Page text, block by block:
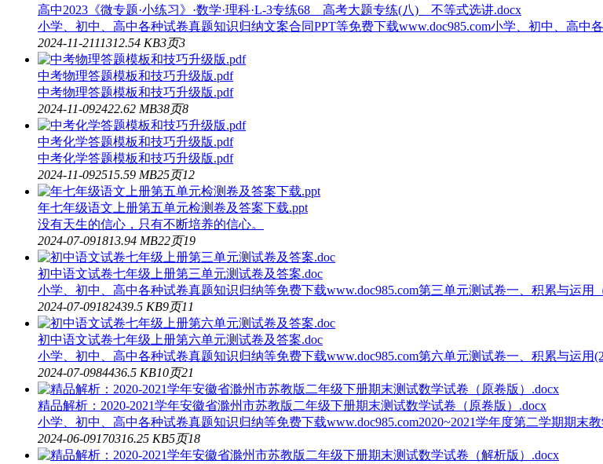
高中2023《微专题·小练习》·数学·理科·L-3专练68 高考大题专练(八) 不等式选讲.docx
小学、初中、高中各种试卷真题知识归纳文案合同PPT等免费下载www.doc985.com小学、初中、高中
2024-11-2111312.54 KB3页3
中考物理答题模板和技巧升级版.pdf
中考物理答题模板和技巧升级版.pdf
2024-11-092422.62 MB38页8
中考化学答题模板和技巧升级版.pdf
中考化学答题模板和技巧升级版.pdf
2024-11-092515.59 MB25页12
年七年级语文上册第五单元检测卷及答案下载.ppt
没有天生的信心，只有不断培养的信心。
2024-07-091813.94 MB22页19
初中语文试卷七年级上册第三单元测试卷及答案.doc
小学、初中、高中各种试卷真题知识归纳等免费下载www.doc985.com第三单元测试卷一、积累与运用
2024-07-09182439.5 KB9页11
初中语文试卷七年级上册第六单元测试卷及答案.doc
小学、初中、高中各种试卷真题知识归纳等免费下载www.doc985.com第六单元测试卷一、积累与运用
2024-07-0984436.5 KB10页21
精品解析：2020-2021学年安徽省滁州市苏教版二年级下册期末测试数学试卷（原卷版）.docx
小学、初中、高中各种试卷真题知识归纳等免费下载www.doc985.com2020~2021学年度第二学期期末
2024-06-09170316.25 KB5页18